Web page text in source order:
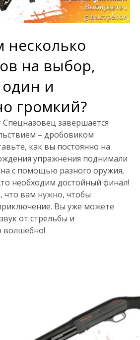
несколько
на выбор,
один и
громкий?
завершается
– дробовиком
как вы постоянно на
упражнения поднимали
с помощью разного оружия,
необходим достойный финал!
что вам нужно, чтобы
Вы уже можете
от стрельбы и
волшебно!